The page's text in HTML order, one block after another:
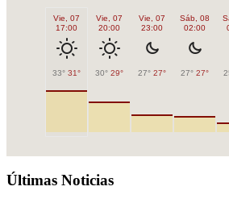
Vie, 07
17:00
33° 31°
Vie, 07
20:00
30° 29°
Vie, 07
23:00
27° 27°
Sáb, 08
02:00
27° 27°
Últimas Noticias